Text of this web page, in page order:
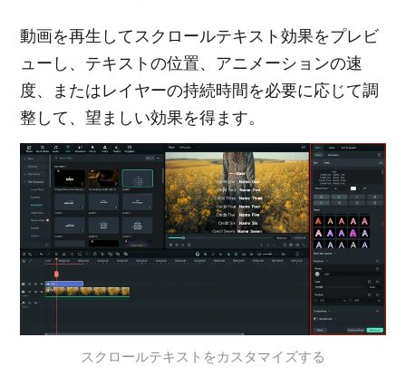
動画を再生してスクロールテキスト効果をプレビ
ューし、テキストの位置、アニメーションの速
度、またはレイヤーの持続時間を必要に応じて調
整して、望ましい効果を得ます。
スクロールテキストをカスタマイズする